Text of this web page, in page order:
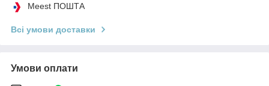
Meest ПОШТА
Всі умови доставки
Умови оплати